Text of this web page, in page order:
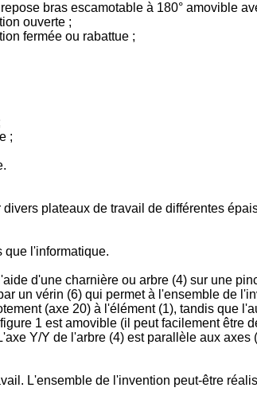
bras escamotable à 180° amovible
ouverte ;
fermée ou rabattue ;
;
plateaux de travail de différentes
que l'informatique.
d'une charnière ou arbre (4) sur une
un vérin (6) qui permet à l'ensemble de
(axe 20) à l'élément (1), tandis que
1 est amovible (il peut facilement être
Y/Y de l'arbre (4) est parallèle aux axes
L'ensemble de l'invention peut-être